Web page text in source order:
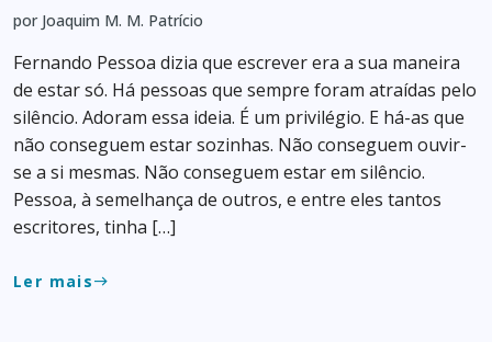
por Joaquim M. M. Patrício
Fernando Pessoa dizia que escrever era a sua maneira
de estar só. Há pessoas que sempre foram atraídas pelo
silêncio. Adoram essa ideia. É um privilégio. E há-as que
não conseguem estar sozinhas. Não conseguem ouvir-
se a si mesmas. Não conseguem estar em silêncio.
Pessoa, à semelhança de outros, e entre eles tantos
escritores, tinha […]
Ler maiseast